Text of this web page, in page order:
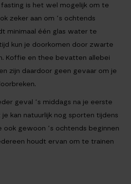
is het wel mogelijk om te
zeker aan om ‘s ochtends
minimaal één glas water te
kun je doorkomen door zwarte
Koffie en thee bevatten allebei
zijn daardoor geen gevaar om je
geval ‘s middags na je eerste
kan natuurlijk nog sporten tijdens
ook gewoon ‘s ochtends beginnen
houdt ervan om te trainen